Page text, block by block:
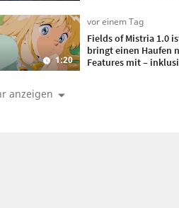
1:20
vor einem Tag
Fields of Mistria 1.0
bringt einen Haufen
Features mit –
anzeigen